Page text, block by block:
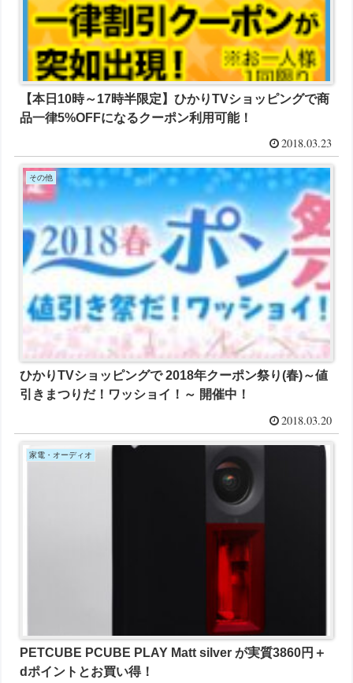
【本日10時～17時半限定】ひかりTVショッピングで商
品一律5%OFFになるクーポン利用可能！
2018.03.23
その他
ひかりTVショッピングで 2018年クーポン祭り(春)～値
引きまつりだ！ワッショイ！～ 開催中！
2018.03.20
家電・オーディオ
PETCUBE PCUBE PLAY Matt silver が実質3860円＋
dポイントとお買い得！